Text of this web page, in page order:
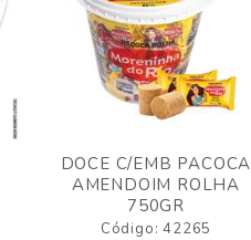
DOCE C/EMB PACOCA
AMENDOIM ROLHA
750GR
Código: 42265